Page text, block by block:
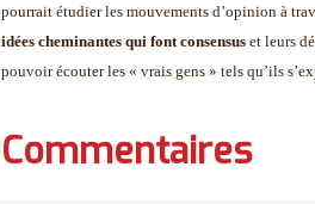
pourrait étudier les mouvements d’opinion à
idées cheminantes qui font consensus et leurs
pouvoir écouter les « vrais gens » tels qu’ils
Commentaires